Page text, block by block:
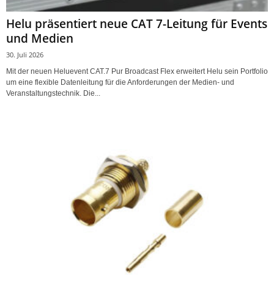
Helu präsentiert neue CAT 7-Leitung für Events
und Medien
30. Juli 2026
Mit der neuen Heluevent CAT.7 Pur Broadcast Flex erweitert Helu sein Portfolio
um eine flexible Datenleitung für die Anforderungen der Medien- und
Veranstaltungstechnik. Die...